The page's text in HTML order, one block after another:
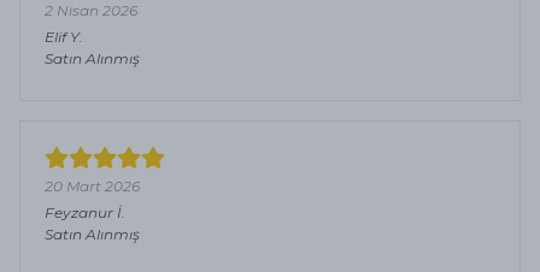
2 Nisan 2026
Elif Y.
Satın Alınmış
20 Mart 2026
Feyzanur İ.
Satın Alınmış